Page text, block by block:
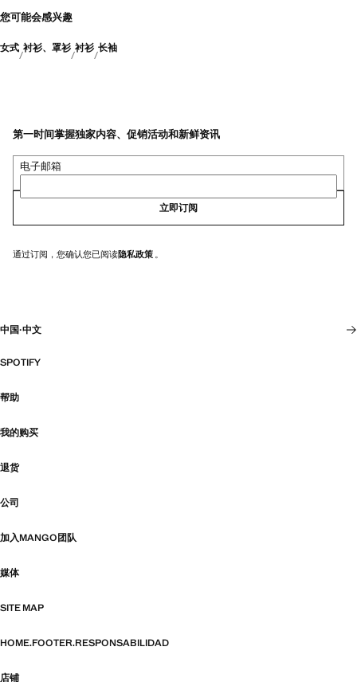
您可能会感兴趣
女式 衬衫、罩衫 衬衫 长袖
第一时间掌握独家内容、促销活动和新鲜资讯
电子邮箱
立即订阅
通过订阅，您确认您已阅读隐私政策
中国·中文
SPOTIFY
帮助
我的购买
退货
公司
加入MANGO团队
媒体
SITE MAP
HOME.FOOTER.RESPONSABILIDAD
店铺